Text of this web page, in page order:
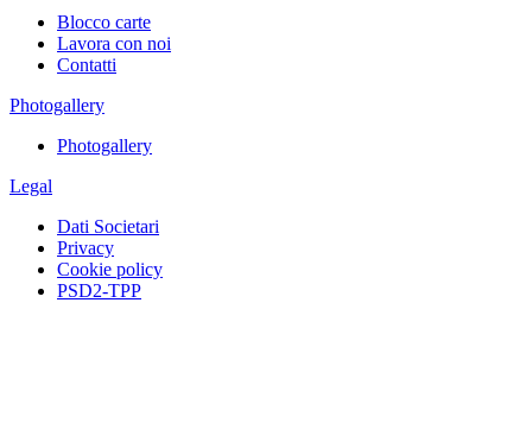
Blocco carte
Lavora con noi
Contatti
Photogallery
Photogallery
Legal
Dati Societari
Privacy
Cookie policy
PSD2-TPP